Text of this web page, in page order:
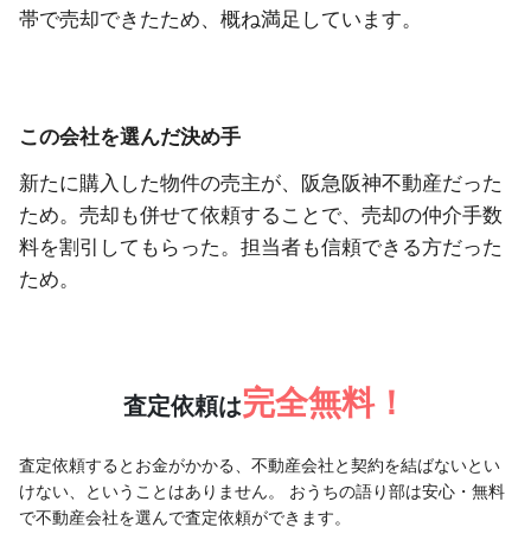
帯で売却できたため、概ね満足しています。
この会社を選んだ決め手
新たに購入した物件の売主が、阪急阪神不動産だった
ため。売却も併せて依頼することで、売却の仲介手数
料を割引してもらった。担当者も信頼できる方だった
ため。
査定依頼は完全無料！
査定依頼するとお金がかかる、不動産会社と契約を結ばないとい
けない、ということはありません。 おうちの語り部は安心・無料
で不動産会社を選んで査定依頼ができます。